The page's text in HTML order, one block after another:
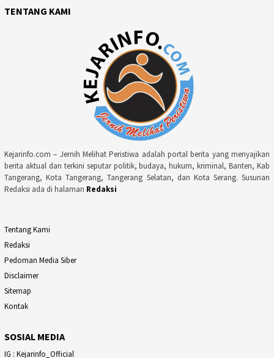
TENTANG KAMI
Kejarinfo.com – Jernih Melihat Peristiwa adalah portal berita yang menyajikan
berita aktual dan terkini seputar politik, budaya, hukum, kriminal, Banten, Kab
Tangerang, Kota Tangerang, Tangerang Selatan, dan Kota Serang. Susunan
Redaksi ada di halaman Redaksi
Tentang Kami
Redaksi
Pedoman Media Siber
Disclaimer
Sitemap
Kontak
SOSIAL MEDIA
IG : Kejarinfo_Official